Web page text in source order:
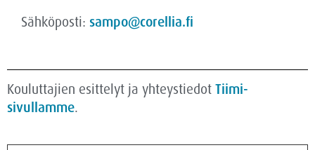
Sähköposti: sampo@corellia.fi
Kouluttajien esittelyt ja yhteystiedot Tiimi-
sivullamme.